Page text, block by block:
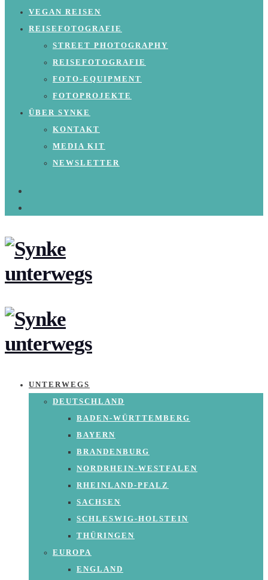
VEGAN REISEN
REISEFOTOGRAFIE
STREET PHOTOGRAPHY
REISEFOTOGRAFIE
FOTO-EQUIPMENT
FOTOPROJEKTE
ÜBER SYNKE
KONTAKT
MEDIA KIT
NEWSLETTER
UNTERWEGS
DEUTSCHLAND
BADEN-WÜRTTEMBERG
BAYERN
BRANDENBURG
NORDRHEIN-WESTFALEN
RHEINLAND-PFALZ
SACHSEN
SCHLESWIG-HOLSTEIN
THÜRINGEN
EUROPA
ENGLAND